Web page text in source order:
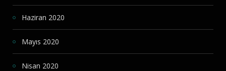
Haziran 2020
Mayıs 2020
Nisan 2020